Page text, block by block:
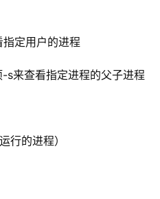
定用户的进程
s来查看指定进程的父子进程
行的进程）